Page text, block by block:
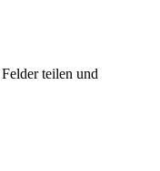
teilen und